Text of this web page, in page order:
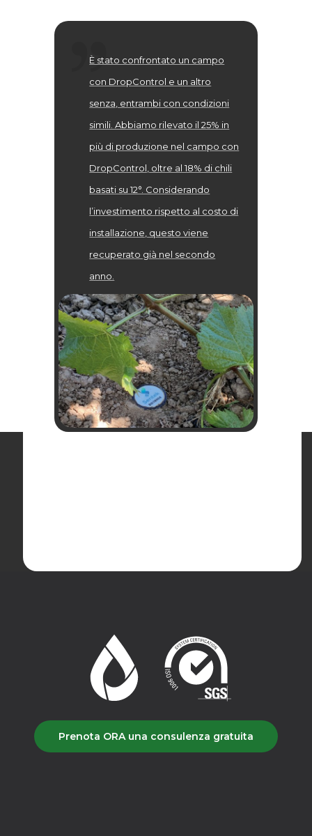
È stato confrontato un campo
con DropControl e un altro
senza, entrambi con condizioni
simili. Abbiamo rilevato il 25% in
più di produzione nel campo con
DropControl, oltre al 18% di chili
basati su 12°. Considerando
l’investimento rispetto al costo di
installazione, questo viene
recuperato già nel secondo
anno.
Prenota ORA una consulenza gratuita